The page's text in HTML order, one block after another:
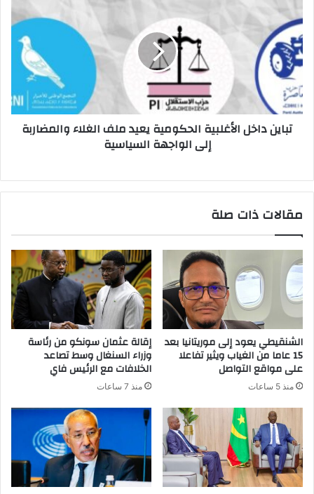
داخل
الأغلبية
الحكومية
يعيد
ملف
الغلاء
والمضاربة
إلى
الواجهة
تباين داخل الأغلبية الحكومية يعيد ملف الغلاء والمضاربة
إلى الواجهة السياسية
مقالات ذات صلة
الشنقيطي يعود إلى موريتانيا بعد
15 عاما من الغياب ويثير تفاعلا
على مواقع التواصل
منذ 5 ساعات
إقالة عثمان سونكو من رئاسة
وزراء السنغال وسط تصاعد
الخلافات مع الرئيس فاي
منذ 7 ساعات